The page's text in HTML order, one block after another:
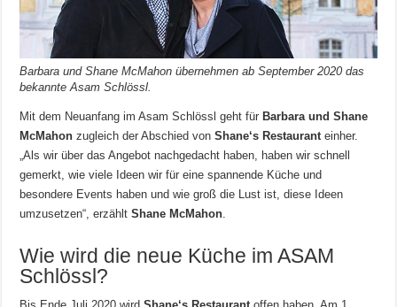
Barbara und Shane McMahon übernehmen ab September 2020 das
bekannte Asam Schlössl.
Mit dem Neuanfang im Asam Schlössl geht für Barbara und Shane
McMahon zugleich der Abschied vonShane‘s Restauranteinher.
„Als wir über das Angebot nachgedacht haben, haben wir schnell
gemerkt, wie viele Ideen wir für eine spannende Küche und
besondere Events haben und wie groß die Lust ist, diese Ideen
umzusetzen“, erzähltShane McMahon.
Wie wird die neue Küche im ASAM
Schlössl?